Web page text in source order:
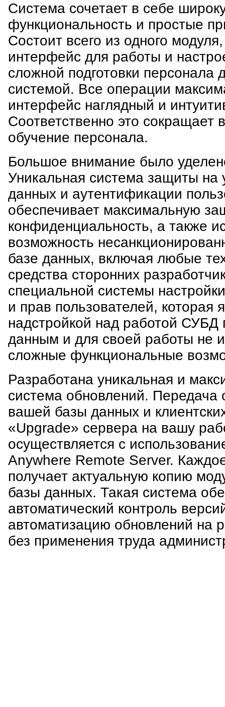
Система сочетает в себе
функциональность и простые
Состоит всего из одного
интерфейс для работы и
сложной подготовки персонала
системой. Все операции
интерфейс наглядный и
Соответственно это сокращает
обучение персонала.
Большое внимание было
Уникальная система защиты на
данных и аутентификации
обеспечивает максимальную
конфиденциальность, а также
возможность
базе данных, включая любые
средства сторонних
специальной системы
и прав пользователей, которая
надстройкой над работой СУБД
данным и для своей работы не
сложные функциональные
Разработана уникальная и
система обновлений. Передача
вашей базы данных и
«Upgrade» сервера на вашу
осуществляется с
Anywhere Remote Server.
получает актуальную копию
базы данных. Такая система
автоматический контроль
автоматизацию обновлений на
без применения труда